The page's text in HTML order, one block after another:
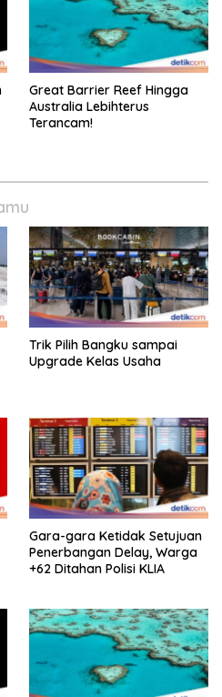
Great Barrier Reef Hingga
Australia Lebihterus
Terancam!
Trik Pilih Bangku sampai
Upgrade Kelas Usaha
Gara-gara Ketidak Setujuan
Penerbangan Delay, Warga
+62 Ditahan Polisi KLIA